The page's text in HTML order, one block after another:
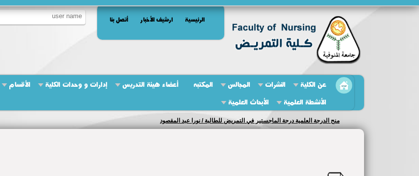
الرئيسية ارشيف الأخبار أتصل بنا
عن الكلية النشرات المجالس المكتبه أعضاء هيئة التدريس إدارات و وحدات الكلية الأقسام
الأنشطة العلمية
الأبحاث العلمية
منح الدرجة العلمية درجة الماجستير في التمريض للطالبة / نورا عبد المقصود